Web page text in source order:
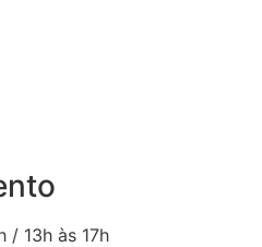
/ 13h às 17h